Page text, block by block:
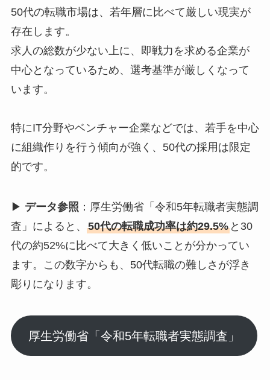
50代の転職市場は、若年層に比べて厳しい現実が
存在します。
求人の総数が少ない上に、即戦力を求める企業が
中心となっているため、選考基準が厳しくなって
います。
特にIT分野やベンチャー企業などでは、若手を中心
に組織作りを行う傾向が強く、50代の採用は限定
的です。
▶ データ参照 ：厚生労働省「令和5年転職者実態調
査」によると、 50代の転職成功率は約29.5%と30
代の約52%に比べて大きく低いことが分かってい
ます。この数字からも、50代転職の難しさが浮き
彫りになります。
厚生労働省「令和5年転職者実態調査」